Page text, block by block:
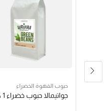
حبوب القهوة الخضراء
جواتيمالا حبوب خضراء 1 كجم